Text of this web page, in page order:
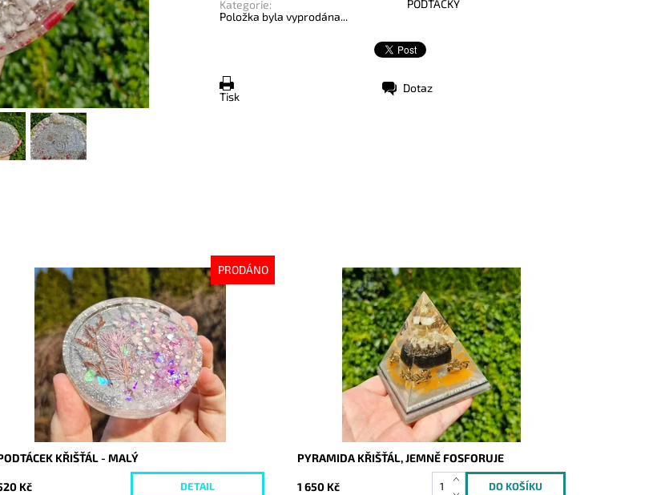
Kategorie:
PODTÁCKY
Položka byla vyprodána...
Tisk
Dotaz
PRODÁNO
Dostupnost:
Vyprodáno
10125
KŘIŠŤÁL - MALÝ
Kč DETAIL
Dostupnost:
Skladem
10289
PYRAMIDA KŘIŠŤÁL, JEMNĚ FOSFORUJE
1 650 Kč